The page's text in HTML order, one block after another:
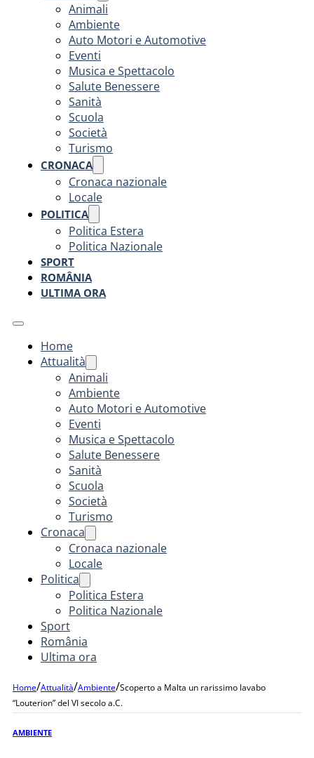
Animali
Ambiente
Auto Motori e Automotive
Eventi
Musica e Spettacolo
Salute Benessere
Sanità
Scuola
Società
Turismo
CRONACA
Cronaca nazionale
Locale
POLITICA
Politica Estera
Politica Nazionale
SPORT
ROMÂNIA
ULTIMA ORA
Home
Attualità
Animali
Ambiente
Auto Motori e Automotive
Eventi
Musica e Spettacolo
Salute Benessere
Sanità
Scuola
Società
Turismo
Cronaca
Cronaca nazionale
Locale
Politica
Politica Estera
Politica Nazionale
Sport
România
Ultima ora
Home/Attualità/Ambiente/Scoperto a Malta un rarissimo lavabo
“Louterion” del VI secolo a.C.
AMBIENTE